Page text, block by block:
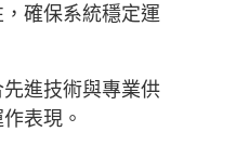
確保系統穩定運
進技術與專業供
表現。